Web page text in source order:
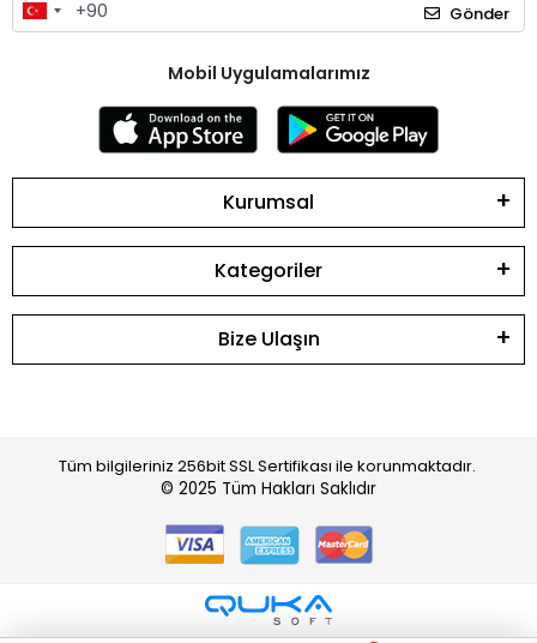
Gönder
Mobil Uygulamalarımız
Kurumsal
Kategoriler
Bize Ulaşın
Tüm bilgileriniz 256bit SSL Sertifikası ile korunmaktadır.
© 2025 Tüm Hakları Saklıdır